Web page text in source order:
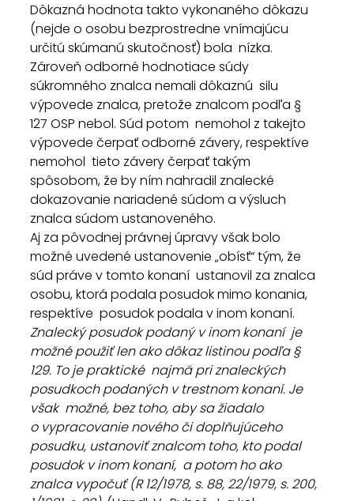
Dôkazná hodnota takto vykonaného dôkazu
(nejde o osobu bezprostredne vnímajúcu
určitú skúmanú skutočnosť) bola  nízka.
Zároveň odborné hodnotiace súdy
súkromného znalca nemali dôkaznú  silu
výpovede znalca, pretože znalcom podľa §
127 OSP nebol. Súd potom  nemohol z takejto
výpovede čerpať odborné závery, respektíve
nemohol  tieto závery čerpať takým
spôsobom, že by ním nahradil znalecké
dokazovanie nariadené súdom a výsluch
znalca súdom ustanoveného.
Aj za pôvodnej právnej úpravy však bolo
možné uvedené ustanovenie „obísť“ tým, že
súd práve v tomto konaní  ustanovil za znalca
osobu, ktorá podala posudok mimo konania,
respektíve  posudok podala v inom konaní.
Znalecký posudok podaný v inom konaní  je
možné použiť len ako dôkaz listinou podľa §
129. To je praktické  najmä pri znaleckých
posudkoch podaných v trestnom konaní. Je
však  možné, bez toho, aby sa žiadalo
o vypracovanie nového či doplňujúceho
posudku, ustanoviť znalcom toho, kto podal
posudok v inom konaní,  a potom ho ako
znalca vypočuť (R 12/1978, s. 88, 22/1979, s. 200,